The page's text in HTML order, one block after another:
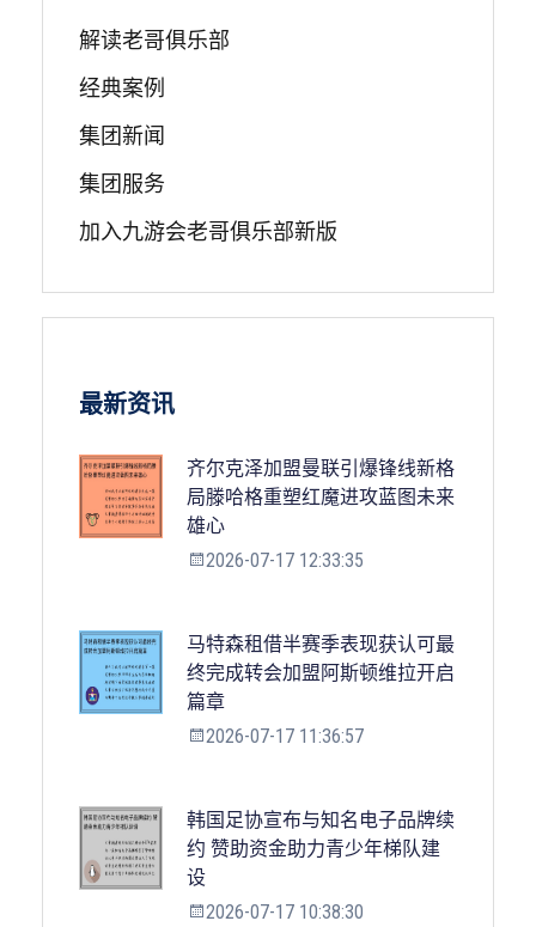
解读老哥俱乐部
经典案例
集团新闻
集团服务
加入九游会老哥俱乐部新版
最新资讯
齐尔克泽加盟曼联引爆锋线新格
局滕哈格重塑红魔进攻蓝图未来
雄心
2026-07-17 12:33:35
马特森租借半赛季表现获认可最
终完成转会加盟阿斯顿维拉开启
篇章
2026-07-17 11:36:57
韩国足协宣布与知名电子品牌续
约 赞助资金助力青少年梯队建
设
2026-07-17 10:38:30